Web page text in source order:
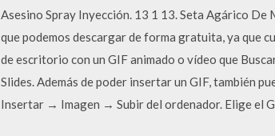
Asesino Spray Inyección. 13 1 13. Seta Agárico De
que podemos descargar de forma gratuita, ya que
de escritorio con un GIF animado o vídeo que
Slides. Además de poder insertar un GIF, también
Insertar → Imagen → Subir del ordenador. Elige el